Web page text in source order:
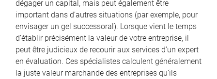
dégager un capital, mais peut également être
important dans d’autres situations (par exemple, pour
envisager un gel successoral). Lorsque vient le temps
d’établir précisément la valeur de votre entreprise, il
peut être judicieux de recourir aux services d’un expert
en évaluation. Ces spécialistes calculent généralement
la juste valeur marchande des entreprises qu’ils